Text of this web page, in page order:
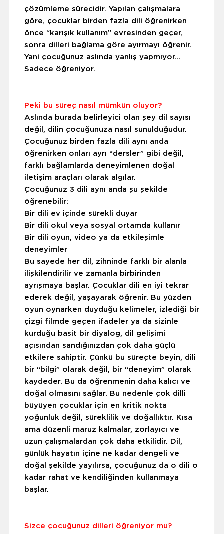
çözümleme sürecidir. Yapılan çalışmalara
göre, çocuklar birden fazla dili öğrenirken
önce “karışık kullanım” evresinden geçer,
sonra dilleri bağlama göre ayırmayı öğrenir.
Yani çocuğunuz aslında yanlış yapmıyor…
Sadece öğreniyor.
Peki bu süreç nasıl mümkün oluyor?
Aslında burada belirleyici olan şey dil sayısı
değil, dilin çocuğunuza nasıl sunulduğudur.
Çocuğunuz birden fazla dili aynı anda
öğrenirken onları ayrı “dersler” gibi değil,
farklı bağlamlarda deneyimlenen doğal
iletişim araçları olarak algılar.
Çocuğunuz 3 dili aynı anda şu şekilde
öğrenebilir:
Bir dili ev içinde sürekli duyar
Bir dili okul veya sosyal ortamda kullanır
Bir dili oyun, video ya da etkileşimle
deneyimler
Bu sayede her dil, zihninde farklı bir alanla
ilişkilendirilir ve zamanla birbirinden
ayrışmaya başlar. Çocuklar dili en iyi tekrar
ederek değil, yaşayarak öğrenir. Bu yüzden
oyun oynarken duyduğu kelimeler, izlediği bir
çizgi filmde geçen ifadeler ya da sizinle
kurduğu basit bir diyalog, dil gelişimi
açısından sandığınızdan çok daha güçlü
etkilere sahiptir. Çünkü bu süreçte beyin, dili
bir “bilgi” olarak değil, bir “deneyim” olarak
kaydeder. Bu da öğrenmenin daha kalıcı ve
doğal olmasını sağlar. Bu nedenle çok dilli
büyüyen çocuklar için en kritik nokta
yoğunluk değil, süreklilik ve doğallıktır. Kısa
ama düzenli maruz kalmalar, zorlayıcı ve
uzun çalışmalardan çok daha etkilidir. Dil,
günlük hayatın içine ne kadar dengeli ve
doğal şekilde yayılırsa, çocuğunuz da o dili o
kadar rahat ve kendiliğinden kullanmaya
başlar.
Sizce çocuğunuz dilleri öğreniyor mu?